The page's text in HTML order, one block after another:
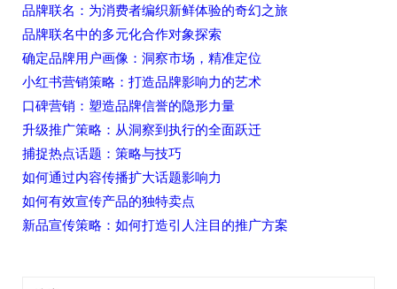
品牌联名：为消费者编织新鲜体验的奇幻之旅
品牌联名中的多元化合作对象探索
确定品牌用户画像：洞察市场，精准定位
小红书营销策略：打造品牌影响力的艺术
口碑营销：塑造品牌信誉的隐形力量
升级推广策略：从洞察到执行的全面跃迁
捕捉热点话题：策略与技巧
如何通过内容传播扩大话题影响力
如何有效宣传产品的独特卖点
新品宣传策略：如何打造引人注目的推广方案